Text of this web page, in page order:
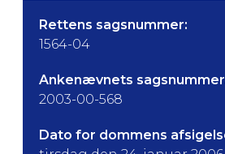
Rettens sagsnummer:
1564-04
Ankenævnets
2003-00-568
Dato for dommens